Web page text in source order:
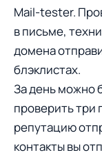
Mail-tester.
в письме,
домена
блэклистах.
За день можно
проверить три
репутацию
контакты вы